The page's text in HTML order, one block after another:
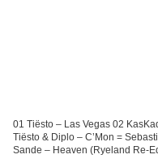
01 Tiësto – Las Vegas 02
Tiësto & Diplo – C’Mon =
Sande – Heaven (Ryeland Re-